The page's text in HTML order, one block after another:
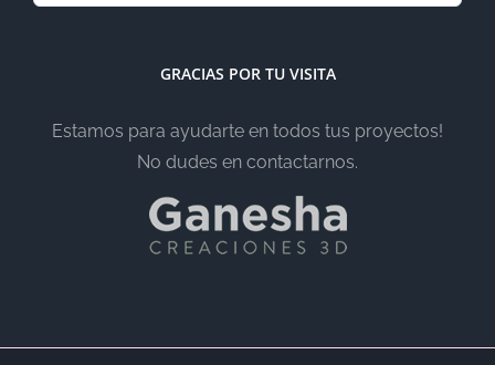
GRACIAS POR TU VISITA
Estamos para ayudarte en todos tus proyectos!
No dudes en contactarnos.